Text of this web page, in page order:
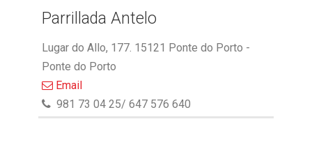
Parrillada Antelo
Lugar do Allo, 177. 15121 Ponte do Porto -
Ponte do Porto
Email
981 73 04 25/ 647 576 640